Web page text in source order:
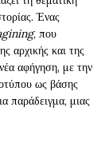
Ένας
, που
αρχικής και της
αφήγηση, με την
ως βάσης
παράδειγμα, μιας